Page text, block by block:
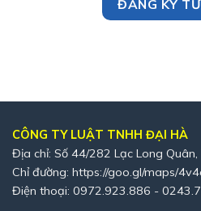
CÔNG TY LUẬT TNHH ĐẠI HÀ
Địa chỉ: Số 44/282 Lạc Long Quân,
Chỉ đường: https://goo.gl/maps/
Điện thoại: 0972.923.886 -